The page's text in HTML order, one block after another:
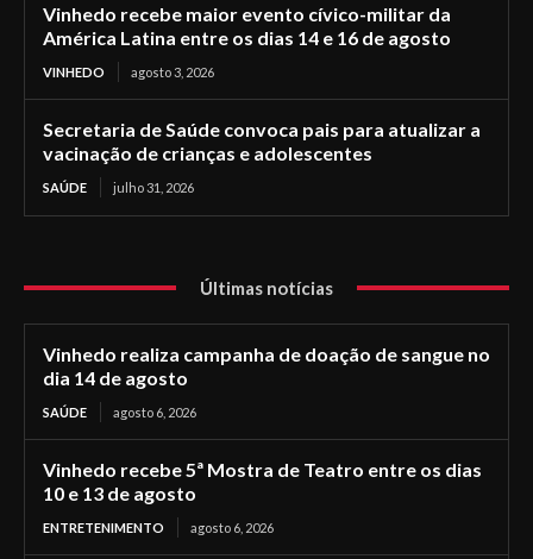
Vinhedo recebe maior evento cívico-militar da
América Latina entre os dias 14 e 16 de agosto
VINHEDO agosto 3, 2026
Secretaria de Saúde convoca pais para atualizar a
vacinação de crianças e adolescentes
SAÚDE julho 31, 2026
Últimas notícias
Vinhedo realiza campanha de doação de sangue no
dia 14 de agosto
SAÚDE agosto 6, 2026
Vinhedo recebe 5ª Mostra de Teatro entre os dias
10 e 13 de agosto
ENTRETENIMENTO agosto 6, 2026